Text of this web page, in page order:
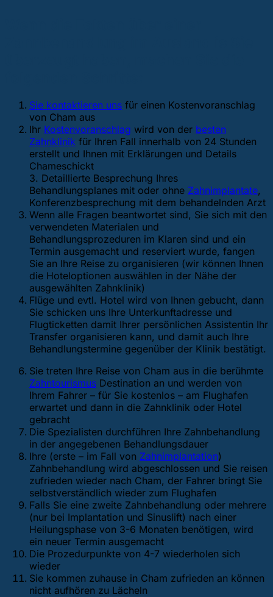
Sie kontaktieren uns für einen Kostenvoranschlag
von Cham aus
Ihr Kostenvoranschlag wird von der besten
Zahnklinik für Ihren Fall innerhalb von 24 Stunden
erstellt und Ihnen mit Erklärungen und Details
Chameschickt
3. Detaillierte Besprechung Ihres
Behandlungsplanes mit oder ohne Zahnimplantate,
Konferenzbesprechung mit dem behandelnden Arzt
Wenn alle Fragen beantwortet sind, Sie sich mit den
verwendeten Materialen und
Behandlungsprozeduren im Klaren sind und ein
Termin ausgemacht und reserviert wurde, fangen
Sie an Ihre Reise zu organisieren (wir können Ihnen
die Hoteloptionen auswählen in der Nähe der
ausgewählten Zahnklinik)
Flüge und evtl. Hotel wird von Ihnen gebucht, dann
Sie schicken uns Ihre Unterkunftadresse und
Flugticketten damit Ihrer persönlichen Assistentin Ihr
Transfer organisieren kann, und damit auch Ihre
Behandlungstermine gegenüber der Klinik bestätigt.
Sie treten Ihre Reise von Cham aus in die berühmte
Zahntourismus Destination an und werden von
Ihrem Fahrer – für Sie kostenlos – am Flughafen
erwartet und dann in die Zahnklinik oder Hotel
gebracht
Die Spezialisten durchführen Ihre Zahnbehandlung
in der angegebenen Behandlungsdauer
Ihre (erste – im Fall von Zahnimplantation)
Zahnbehandlung wird abgeschlossen und Sie reisen
zufrieden wieder nach Cham, der Fahrer bringt Sie
selbstverständlich wieder zum Flughafen
Falls Sie eine zweite Zahnbehandlung oder mehrere
(nur bei Implantation und Sinuslift) nach einer
Heilungsphase von 3-6 Monaten benötigen, wird
ein neuer Termin ausgemacht
Die Prozedurpunkte von 4-7 wiederholen sich
wieder
Sie kommen zuhause in Cham zufrieden an können
nicht aufhören zu Lächeln